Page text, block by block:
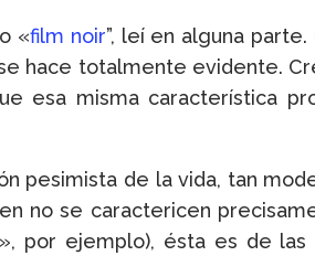
«film noir”, leí en alguna
hace totalmente evidente.
esa misma característica
pesimista de la vida, tan
no se caractericen
por ejemplo), ésta es de